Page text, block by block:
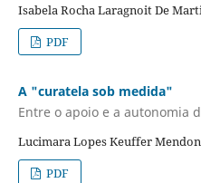
Isabela Rocha Laragnoit De
PDF
A "curatela sob medida"
Entre o apoio e a autonomia
Lucimara Lopes Keuffer
PDF